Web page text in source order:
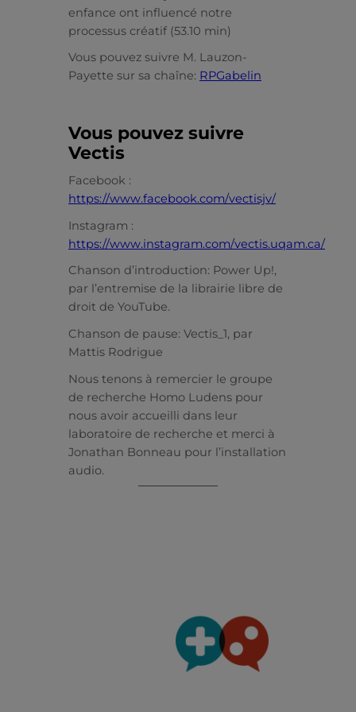
enfance ont influencé notre
processus créatif (53.10 min)
Vous pouvez suivre M. Lauzon-
Payette sur sa chaîne: RPGabelin
Vous pouvez suivre
Vectis
Facebook :
https://www.facebook.com/vectisjv/
Instagram :
https://www.instagram.com/vectis.uqam.ca/
Chanson d’introduction: Power Up!,
par l’entremise de la librairie libre de
droit de YouTube.
Chanson de pause: Vectis_1, par
Mattis Rodrigue
Nous tenons à remercier le groupe
de recherche Homo Ludens pour
nous avoir accueilli dans leur
laboratoire de recherche et merci à
Jonathan Bonneau pour l’installation
audio.